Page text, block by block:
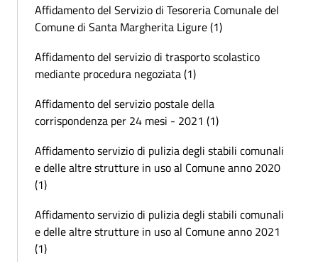
Affidamento del Servizio di Tesoreria Comunale del
Comune di Santa Margherita Ligure (1)
Affidamento del servizio di trasporto scolastico
mediante procedura negoziata (1)
Affidamento del servizio postale della
corrispondenza per 24 mesi - 2021 (1)
Affidamento servizio di pulizia degli stabili comunali
e delle altre strutture in uso al Comune anno 2020
(1)
Affidamento servizio di pulizia degli stabili comunali
e delle altre strutture in uso al Comune anno 2021
(1)